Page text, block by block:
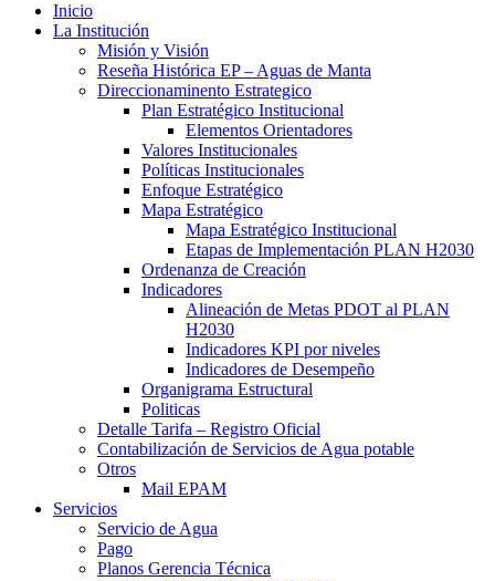
Inicio
La Institución
Misión y Visión
Reseña Histórica EP – Aguas de Manta
Direccionaminento Estrategico
Plan Estratégico Institucional
Elementos Orientadores
Valores Institucionales
Políticas Institucionales
Enfoque Estratégico
Mapa Estratégico
Mapa Estratégico Institucional
Etapas de Implementación PLAN H2030
Ordenanza de Creación
Indicadores
Alineación de Metas PDOT al PLAN
H2030
Indicadores KPI por niveles
Indicadores de Desempeño
Organigrama Estructural
Politicas
Detalle Tarifa – Registro Oficial
Contabilización de Servicios de Agua potable
Otros
Mail EPAM
Servicios
Servicio de Agua
Pago
Planos Gerencia Técnica